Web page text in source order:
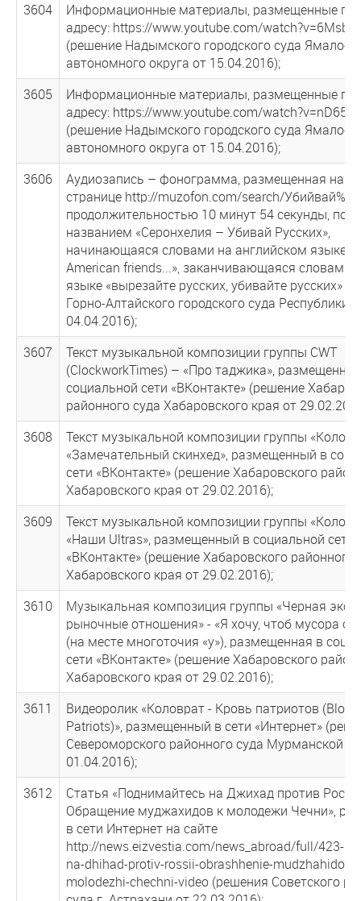
3604
Информационные материалы, размещенные по
адресу: https://www.youtube.com/
(решение Надымского городского суда Ямало-
автономного округа от 15.04.2016);
3605
Информационные материалы, размещенные по
адресу: https://www.youtube.com/
(решение Надымского городского суда Ямало-
автономного округа от 15.04.2016);
3606
Аудиозапись – фонограмма, размещенная на
странице http://muzofon.com/search/
продолжительностью 10 минут 54 секунды, под
названием «Серонхелия – Убивай Русских»,
начинающаяся словами на английском языке
American friends...», заканчивающаяся словами
языке «вырезайте русских, убивайте русских»
Горно-Алтайского городского суда Республики
04.04.2016);
3607
Текст музыкальной композиции группы CWT
(ClockworkTimes) – «Про таджика»,
социальной сети «ВКонтакте» (решение
районного суда Хабаровского края от
3608
Текст музыкальной композиции группы
«Замечательный скинхед», размещенный в
сети «ВКонтакте» (решение Хабаровского
Хабаровского края от 29.02.2016);
3609
Текст музыкальной композиции группы
«Наши Ultras», размещенный в социальной сети
«ВКонтакте» (решение Хабаровского районного
Хабаровского края от 29.02.2016);
3610
Музыкальная композиция группы «Черная
рыночные отношения» - «Я хочу, чтоб мусора
(на месте многоточия «у»), размещенная в
сети «ВКонтакте» (решение Хабаровского
Хабаровского края от 29.02.2016);
3611
Видеоролик «Коловрат - Кровь патриотов
Patriots)», размещенный в сети «Интернет»
Североморского районного суда Мурманской
01.04.2016);
3612
Статья «Поднимайтесь на Джихад против
Обращение муджахидов к молодежи Чечни»,
в сети Интернет на сайте
http://news.eizvestia.com/news_abroad/full/423-
na-dhihad-protiv-rossii-obrashhenie-mudzhahidov-
molodezhi-chechni-video (решения Советского